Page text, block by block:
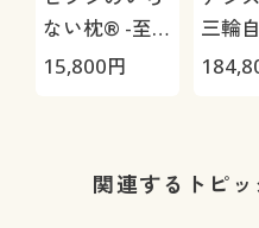
ない枕® -至
極-
15,800円
三輪
関連するトピ